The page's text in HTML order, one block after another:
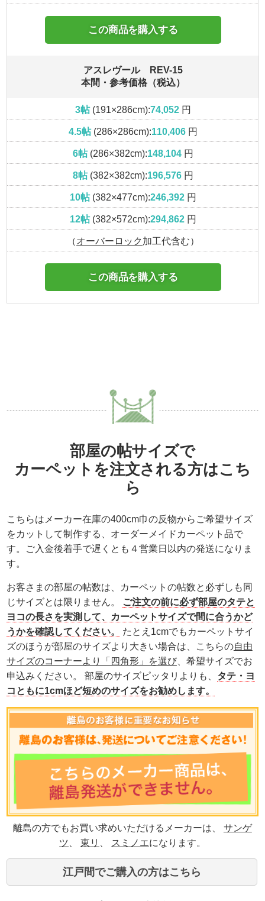
この商品を購入する
アスレヴール REV-15
本間・参考価格（税込）
3帖(191×286cm):74,052円
4.5帖(286×286cm):110,406円
6帖(286×382cm):148,104 円
8帖(382×382cm):196,576 円
10帖(382×477cm):246,392円
12帖(382×572cm):294,862円
（オーバーロック 加工代含む）
この商品を購入する
部屋の帖サイズで
カーペットを注文される方はこち
ら
こちらはメーカー在庫の400cm巾の反物からご希望サイズ
をカットして制作する、 オーダーメイドカーペット品で
す。ご入金後着手で遅くとも４営業日以内の発送になりま
す。
お客さまの部屋の帖数は、カーペットの帖数と必ずしも同
じサイズとは限りません。
ご注文の前に必ず部屋のタテと
ヨコの長さを実測して、カーペットサイズで間に合うかど
うかを確認してください。
たとえ1cmでもカーペットサイ
ズのほうが部屋のサイズより大きい場合は、こちらの自由
サイズのコーナーより「四角形」を選び、希望サイズでお
申込みください。 部屋のサイズピッタリよりも、 タテ・ヨ
コともに1cmほど短めのサイズをお勧めします。
離島の方でもお買い求めいただけるメーカーは、 サンゲ
ツ 、東リ スミノエになります。
江戸間でご購入の方はこちら